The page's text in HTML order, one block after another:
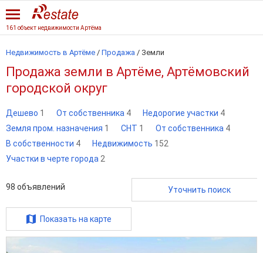
161 объект недвижимости Артёма
Недвижимость в Артёме / Продажа / Земли
Продажа земли в Артёме, Артёмовский
городской округ
Дешево 1 От собственника 4 Недорогие участки 4
Земля пром. назначения 1 СНТ 1 От собственника 4
В собственности 4 Недвижимость 152
Участки в черте города 2
98 объявлений Уточнить поиск
Показать на карте